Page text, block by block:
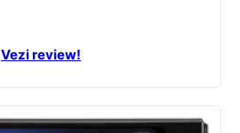
Vezi review!